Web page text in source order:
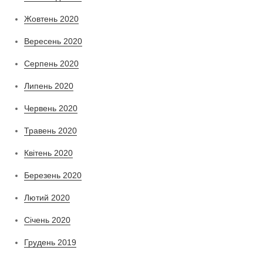
Жовтень 2020
Вересень 2020
Серпень 2020
Липень 2020
Червень 2020
Травень 2020
Квітень 2020
Березень 2020
Лютий 2020
Січень 2020
Грудень 2019